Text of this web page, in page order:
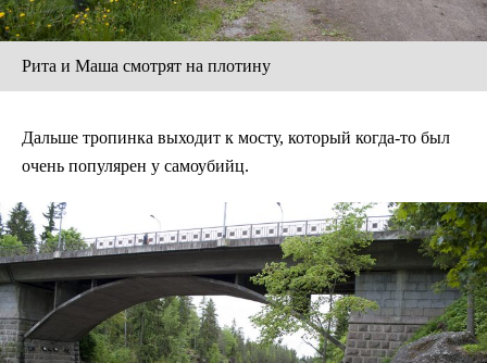
Рита и Маша смотрят на плотину
Дальше тропинка выходит к мосту, который когда-то был
очень популярен у самоубийц.